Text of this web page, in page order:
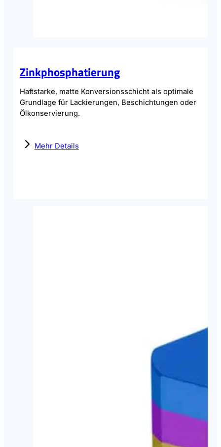
Zinkphosphatierung
Haftstarke, matte Konversionsschicht als optimale
Grundlage für Lackierungen, Beschichtungen oder
Ölkonservierung.
Mehr Details